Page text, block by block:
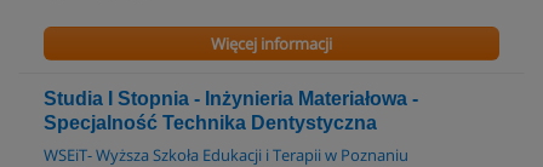
Więcej informacji
Studia I Stopnia - Inżynieria Materiałowa -
Specjalność Technika Dentystyczna
WSEiT- Wyższa Szkoła Edukacji i Terapii w Poznaniu